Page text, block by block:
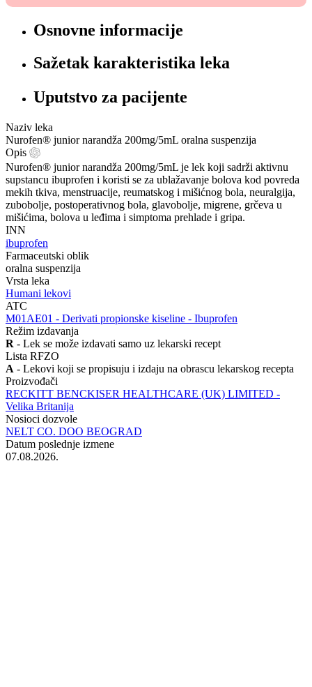
Osnovne informacije
Sažetak karakteristika leka
Uputstvo za pacijente
Naziv leka
Nurofen® junior narandža 200mg/5mL oralna suspenzija
Opis
Nurofen® junior narandža 200mg/5mL je lek koji sadrži aktivnu
supstancu ibuprofen i koristi se za ublažavanje bolova kod povreda
mekih tkiva, menstruacije, reumatskog i mišićnog bola, neuralgija,
zubobolje, postoperativnog bola, glavobolje, migrene, grčeva u
mišićima, bolova u leđima i simptoma prehlade i gripa.
INN
ibuprofen
Farmaceutski oblik
oralna suspenzija
Vrsta leka
Humani lekovi
ATC
‍M01AE01 - Derivati propionske kiseline - Ibuprofen
Režim izdavanja
R - Lek se može izdavati samo uz lekarski recept
Lista RFZO
A - Lekovi koji se propisuju i izdaju na obrascu lekarskog recepta
Proizvođači
RECKITT BENCKISER HEALTHCARE (UK) LIMITED -
Velika Britanija
Nosioci dozvole
NELT CO. DOO BEOGRAD
Datum poslednje izmene
07.08.2026.